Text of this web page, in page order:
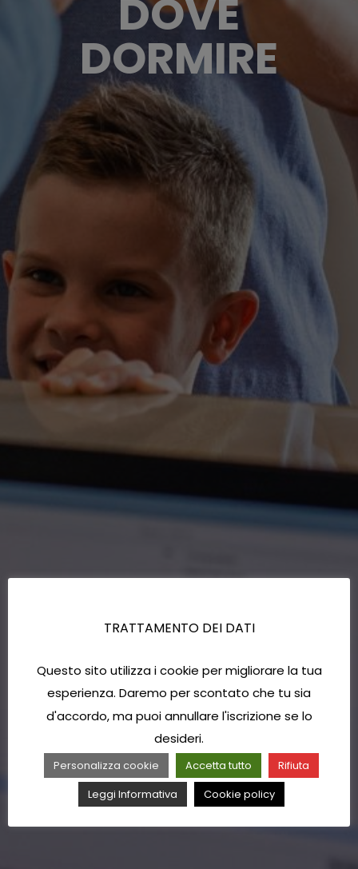
DOVE
DORMIRE
TRATTAMENTO DEI DATI
Questo sito utilizza i cookie per migliorare la tua
esperienza. Daremo per scontato che tu sia
d'accordo, ma puoi annullare l'iscrizione se lo
desideri.
Personalizza cookie Accetta tutto
Rifiuta
Leggi Informativa
Cookie policy